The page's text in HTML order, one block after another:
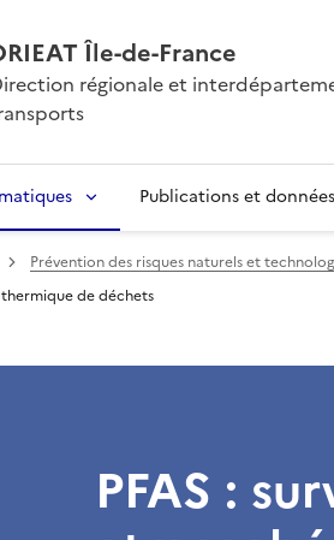
Île-de-France
régionale et
Publications et données
Prévention des risques naturels et
de déchets
PFAS :